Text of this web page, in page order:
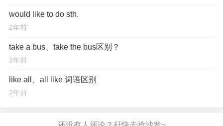
would like to do sth.
2年前
take a bus、take the bus区别？
2年前
like all、all like 词语区别
2年前